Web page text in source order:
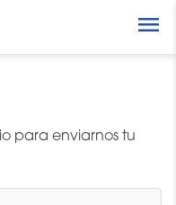
menu
para enviarnos tu